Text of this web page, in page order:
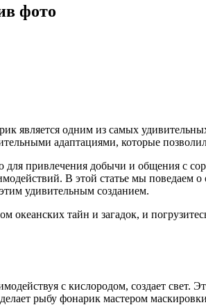
фото
является одним из самых
адаптациями, которые
привлечения добычи и общения с
В этой статье мы поведаем
удивительным созданием.
тайн и загадок, и
с кислородом, создает свет.
рыбу фонарик мастером